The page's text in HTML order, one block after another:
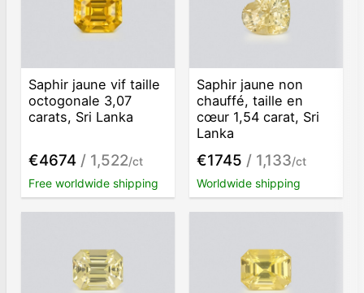
Saphir jaune vif taille
octogonale 3,07
carats, Sri Lanka
€4674 / 1,522/ct
Free worldwide shipping
Saphir jaune non
chauffé, taille en
cœur 1,54 carat, Sri
Lanka
€1745 / 1,133/ct
Worldwide shipping